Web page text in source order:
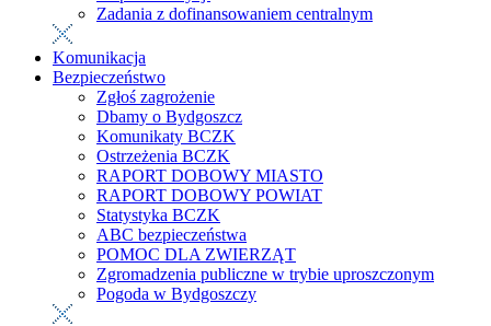
Zadania z dofinansowaniem centralnym
Komunikacja
Bezpieczeństwo
Zgłoś zagrożenie
Dbamy o Bydgoszcz
Komunikaty BCZK
Ostrzeżenia BCZK
RAPORT DOBOWY MIASTO
RAPORT DOBOWY POWIAT
Statystyka BCZK
ABC bezpieczeństwa
POMOC DLA ZWIERZĄT
Zgromadzenia publiczne w trybie uproszczonym
Pogoda w Bydgoszczy